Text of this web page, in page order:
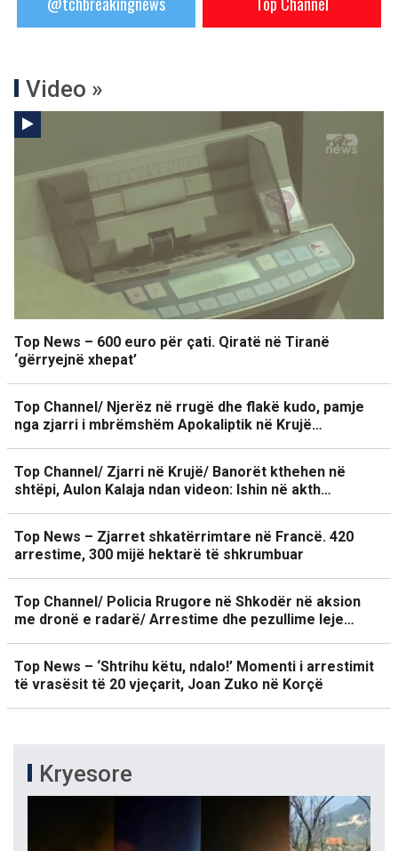
Video »
Top News – 600 euro për çati. Qiratë në Tiranë
‘gërryejnë xhepat’
Top Channel/ Njerëz në rrugë dhe flakë kudo, pamje
nga zjarri i mbrëmshëm Apokaliptik në Krujë…
Top Channel/ Zjarri në Krujë/ Banorët kthehen në
shtëpi, Aulon Kalaja ndan videon: Ishin në akth…
Top News – Zjarret shkatërrimtare në Francë. 420
arrestime, 300 mijë hektarë të shkrumbuar
Top Channel/ Policia Rrugore në Shkodër në aksion
me dronë e radarë/ Arrestime dhe pezullime leje…
Top News – ‘Shtrihu këtu, ndalo!’ Momenti i arrestimit
të vrasësit të 20 vjeçarit, Joan Zuko në Korçë
Kryesore